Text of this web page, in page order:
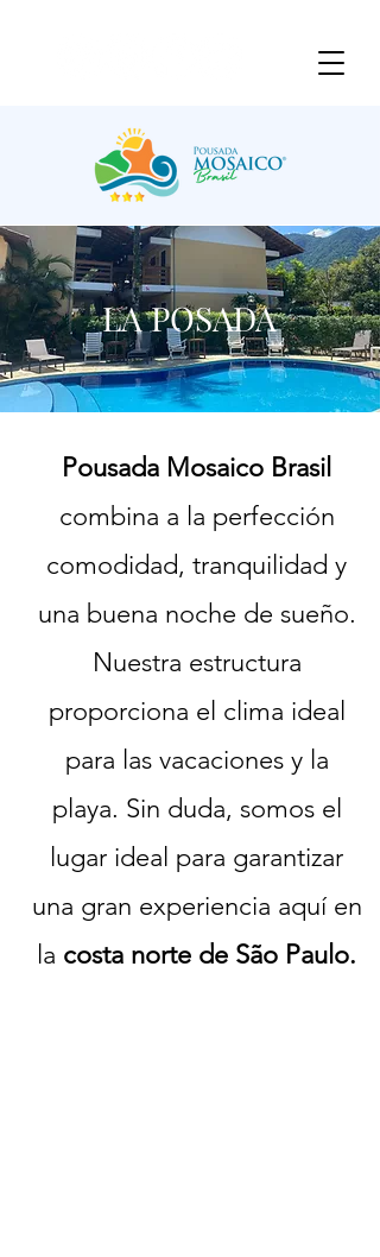
LA POSADA
Pousada Mosaico Brasil
combina a la perfección
comodidad, tranquilidad y
una buena noche de sueño.
Nuestra estructura
proporciona el clima ideal
para las vacaciones y la
playa. Sin duda, somos el
lugar ideal para garantizar
una gran experiencia aquí en
la costa norte de São Paulo.